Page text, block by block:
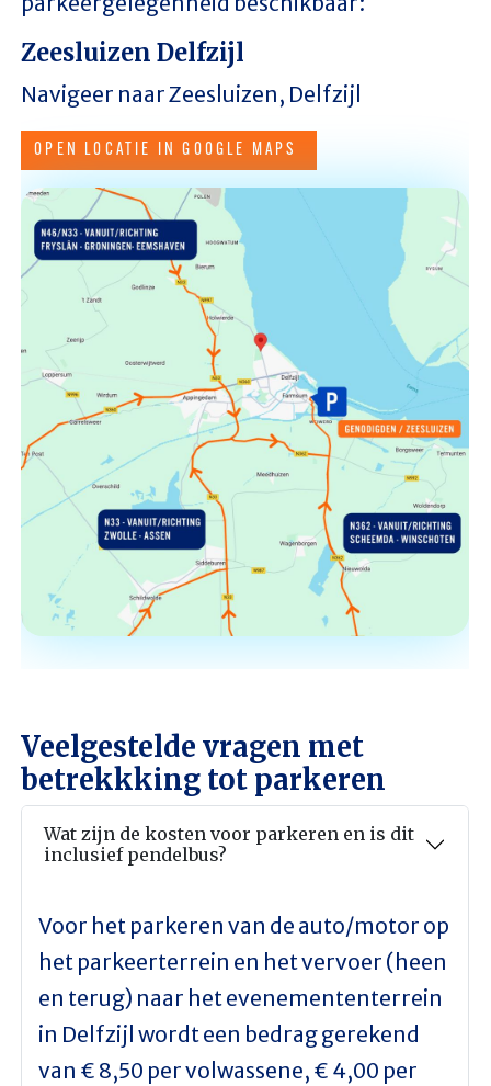
Zeesluizen Delfzijl
Navigeer naar Zeesluizen, Delfzijl
OPEN LOCATIE IN GOOGLE MAPS
Afbeelding
Veelgestelde vragen met
betrekkking tot parkeren
Wat zijn de kosten voor parkeren en is dit
inclusief pendelbus?
Voor het parkeren van de auto/motor op
het parkeerterrein en het vervoer (heen
en terug) naar het evenemententerrein
in Delfzijl wordt een bedrag gerekend
van € 8,50 per volwassene, € 4,00 per